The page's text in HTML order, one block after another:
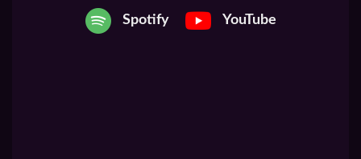
Spotify YouTube